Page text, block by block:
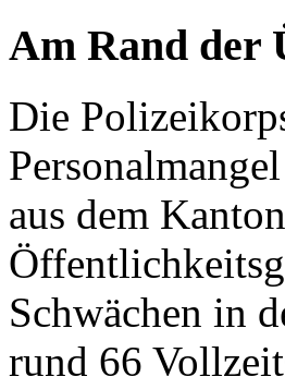
Am Rand der
Die
aus dem
Schwächen in
rund 66